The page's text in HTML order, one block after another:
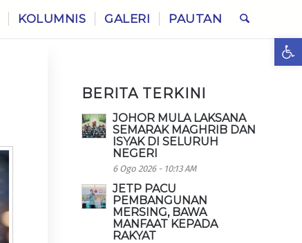
KOLUMNIS GALERI PAUTAN
BERITA TERKINI
JOHOR MULA LAKSANA
SEMARAK MAGHRIB DAN
ISYAK DI SELURUH
NEGERI
6 Ogo 2026 - 10:13 AM
JETP PACU
PEMBANGUNAN
MERSING, BAWA
MANFAAT KEPADA
RAKYAT